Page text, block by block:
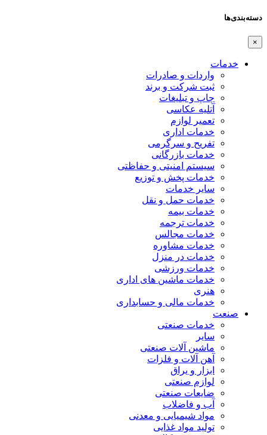
دسته‌بندی‌ها
×
خدمات
واردات و صادرات
ثبت شرکت و برند
چاپ و تبلیغات
آتلیه عکاسی
تعمیر لوازم
خدمات اداری
تفریح و سرگرمی
خدمات بازرگانی
سیستم امنیتی و حفاظتی
خدمات پخش و توزیع
سایر خدمات
خدمات حمل و نقل
خدمات بیمه
خدمات ترجمه
خدمات مجالس
خدمات مشاوره
خدمات در منزل
خدمات ورزشی
خدمات ماشین های اداری
هنری
خدمات مالی و حسابداری
صنعت
خدمات صنعتی
سایر
ماشین آلات صنعتی
آهن آلات و فلزات
ابزار و یراق
لوازم صنعتی
ضایعات صنعتی
آب و فاضلاب
مواد شیمیایی و معدنی
تولید مواد غذایی